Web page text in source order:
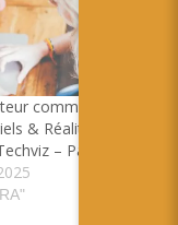
commercial
& Réalité
– Paris